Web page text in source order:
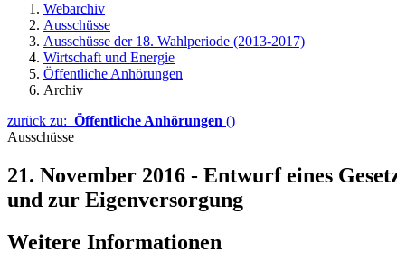
Webarchiv
Ausschüsse
Ausschüsse der 18. Wahlperiode (2013-2017)
Wirtschaft und Energie
Öffentliche Anhörungen
Archiv
zurück zu: Öffentliche Anhörungen ()
Ausschüsse
21. November 2016 - Entwurf eines
und zur Eigenversorgung
Weitere Informationen